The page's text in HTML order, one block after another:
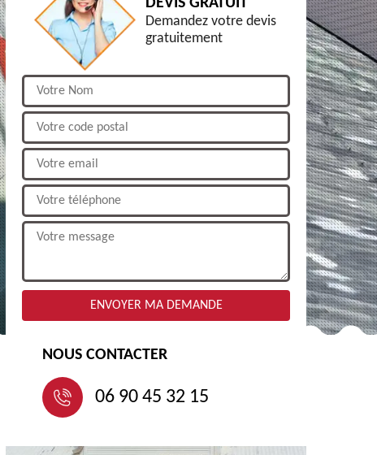
Demandez votre devis
gratuitement
NOUS CONTACTER
06 90 45 32 15